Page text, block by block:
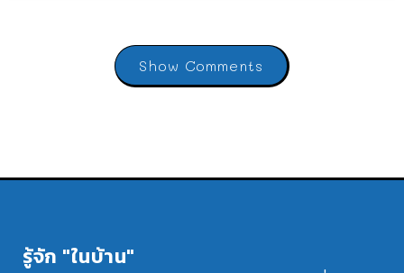
Show Comments
รู้จัก "ในบ้าน"